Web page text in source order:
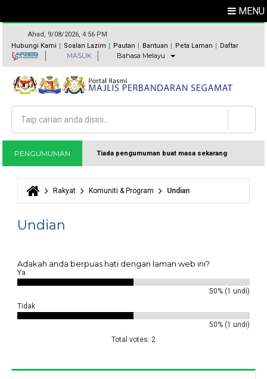
MENU
Ahad, 9/08/2026, 4:56 PM
Hubungi Kami
Soalan Lazim Pautan Bantuan Peta Laman Daftar
MASUK Bahasa Melayu
Borang carian
Carian
PENGUMUMAN Tiada pengumuman buat masa sekarang
Anda di sini
Rakyat Komuniti & Program Undian
Undian
Adakah anda berpuas hati dengan laman web ini?
Ya
50% (1 undi)
Tidak
50% (1 undi)
Total votes: 2